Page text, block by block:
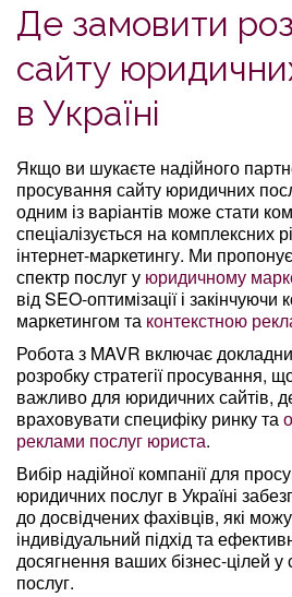
Де замовити
сайту
в Україні
Якщо ви шукаєте надійного
просування сайту юридичних
одним із варіантів може стати
спеціалізується на комплексних
інтернет-маркетингу. Ми
спектр послуг у юридичному
від SEO-оптимізації і закінчуючи
маркетингом та контекстною
Робота з MAVR включає
розробку стратегії просування,
важливо для юридичних сайтів,
враховувати специфіку ринку та
реклами послуг юриста.
Вибір надійної компанії для
юридичних послуг в Україні
до досвідчених фахівців, які
індивідуальний підхід та
досягнення ваших бізнес-цілей
послуг.